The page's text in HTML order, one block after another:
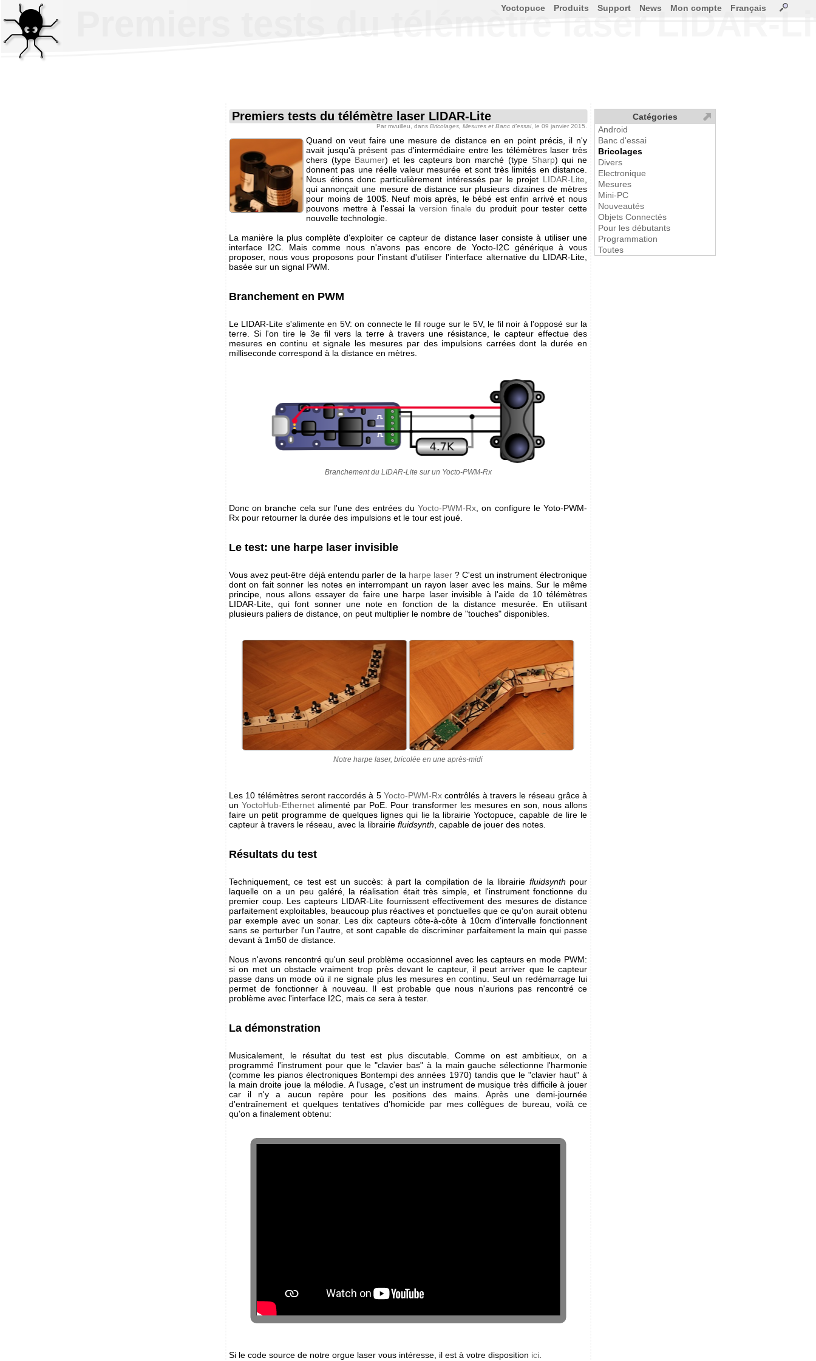
Premiers tests du télémètre laser LIDAR-
Premiers tests du télémètre laser LIDAR-Lite
Par mvuilleu , dans Bricolages, Mesures et Banc d'essai, le 09 janvier 2015.
Quand on veut faire une mesure de distance en en point précis, il n'y
avait jusqu'à présent pas d'intermédiaire entre les télémètres laser très
chers (type Baumer) et les capteurs bon marché (type Sharp) qui ne
donnent pas une réelle valeur mesurée et sont très limités en distance.
Nous étions donc particulièrement intéressés par le projet LIDAR-Lite
qui annonçait une mesure de distance sur plusieurs dizaines de mètres
pour moins de 100$. Neuf mois après, le bébé est enfin arrivé et nous
pouvons mettre à l'essai la version finale du produit pour tester cette
nouvelle technologie.
La manière la plus complète d'exploiter ce capteur de distance laser consiste à utiliser une
interface I2C. Mais comme nous n'avons pas encore de Yocto-I2C générique à vous
proposer, nous vous proposons pour l'instant d'utiliser l'interface alternative du LIDAR-Lite,
basée sur un signal PWM.
Branchement en PWM
Le LIDAR-Lite s'alimente en 5V: on connecte le fil rouge sur le 5V, le fil noir à l'opposé sur la
terre. Si l'on tire le 3e fil vers la terre à travers une résistance, le capteur effectue des
mesures en continu et signale les mesures par des impulsions carrées dont la durée en
milliseconde correspond à la distance en mètres.
Branchement du LIDAR-Lite sur un Yocto-PWM-Rx
Donc on branche cela sur l'une des entrées duYocto-PWM-Rx , on configure le Yoto-PWM-
Rx pour retourner la durée des impulsions et le tour est joué.
Le test: une harpe laser invisible
Vous avez peut-être déjà entendu parler de la harpe laser? C'est un instrument électronique
dont on fait sonner les notes en interrompant un rayon laser avec les mains. Sur le même
principe, nous allons essayer de faire une harpe laser invisible à l'aide de 10 télémètres
LIDAR-Lite, qui font sonner une note en fonction de la distance mesurée. En utilisant
plusieurs paliers de distance, on peut multiplier le nombre de "touches" disponibles.
Notre harpe laser, bricolée en une après-midi
Les 10 télémètres seront raccordés à 5 Yocto-PWM-Rx contrôlés à travers le réseau grâce à
unYoctoHub-Ethernet alimenté par PoE. Pour transformer les mesures en son, nous allons
faire un petit programme de quelques lignes qui lie la librairie Yoctopuce, capable de lire le
capteur à travers le réseau, avec la librairie fluidsynth , capable de jouer des notes.
Résultats du test
Techniquement, ce test est un succès: à part la compilation de la librairie fluidsynth pour
laquelle on a un peu galéré, la réalisation était très simple, et l'instrument fonctionne du
premier coup. Les capteurs LIDAR-Lite fournissent effectivement des mesures de distance
parfaitement exploitables, beaucoup plus réactives et ponctuelles que ce qu'on aurait obtenu
par exemple avec un sonar. Les dix capteurs côte-à-côte à 10cm d'intervalle fonctionnent
sans se perturber l'un l'autre, et sont capable de discriminer parfaitement la main qui passe
devant à 1m50 de distance.
Nous n'avons rencontré qu'un seul problème occasionnel avec les capteurs en mode PWM:
si on met un obstacle vraiment trop près devant le capteur, il peut arriver que le capteur
passe dans un mode où il ne signale plus les mesures en continu. Seul un redémarrage lui
permet de fonctionner à nouveau. Il est probable que nous n'aurions pas rencontré ce
problème avec l'interface I2C, mais ce sera à tester.
La démonstration
Musicalement, le résultat du test est plus discutable. Comme on est ambitieux, on a
programmé l'instrument pour que le "clavier bas" à la main gauche sélectionne l'harmonie
(comme les pianos électroniques Bontempi des années 1970) tandis que le "clavier haut" à
la main droite joue la mélodie. A l'usage, c'est un instrument de musique très difficile à jouer
car il n'y a aucun repère pour les positions des mains. Après une demi-journée
d'entraînement et quelques tentatives d'homicide par mes collègues de bureau, voilà ce
qu'on a finalement obtenu:
Si le code source de notre orgue laser vous intéresse, il est à votre disposition ici
Yoctopuce Produits Support News Mon compte Français
Catégories
Android
Banc d'essai
Bricolages
Divers
Electronique
Mesures
Mini-PC
Nouveautés
Objets Connectés
Pour les débutants
Programmation
Toutes